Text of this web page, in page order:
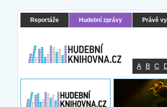
Reportáže Hudební zprávy Právě
A B C